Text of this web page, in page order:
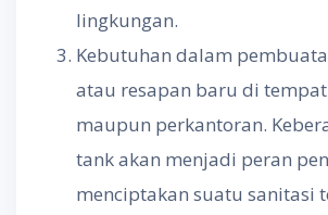
lingkungan.
Kebutuhan dalam
atau resapan baru di
maupun perkantoran.
tank akan menjadi peran
menciptakan suatu sanitasi